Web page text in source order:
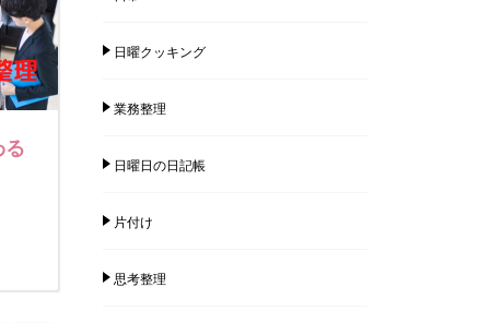
日曜クッキング
業務整理
日曜日の日記帳
片付け
思考整理